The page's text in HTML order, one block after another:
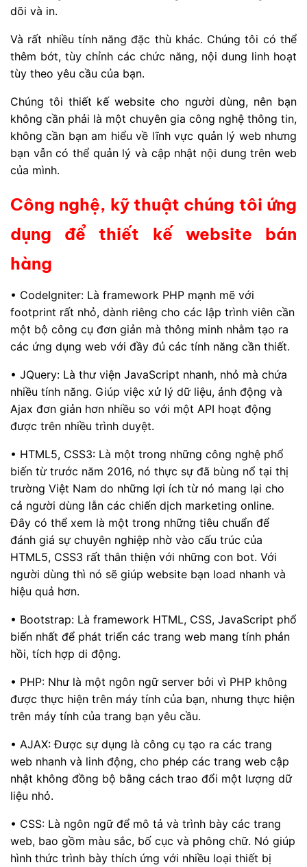
dõi và in.
Và rất nhiều tính năng đặc thù khác. Chúng tôi có thể
thêm bớt, tùy chỉnh các chức năng, nội dung linh hoạt
tùy theo yêu cầu của bạn.
Chúng tôi thiết kế website cho người dùng, nên bạn
không cần phải là một chuyên gia công nghệ thông tin,
không cần bạn am hiểu về lĩnh vực quản lý web nhưng
bạn vẫn có thể quản lý và cập nhật nội dung trên web
của mình.
Công nghệ, kỹ thuật chúng tôi ứng
dụng để thiết kế website bán
hàng
• CodeIgniter: Là framework PHP mạnh mẽ với
footprint rất nhỏ, dành riêng cho các lập trình viên cần
một bộ công cụ đơn giản mà thông minh nhằm tạo ra
các ứng dụng web với đầy đủ các tính năng cần thiết.
• JQuery: Là thư viện JavaScript nhanh, nhỏ mà chứa
nhiều tính năng. Giúp việc xử lý dữ liệu, ảnh động và
Ajax đơn giản hơn nhiều so với một API hoạt động
được trên nhiều trình duyệt.
• HTML5, CSS3: Là một trong những công nghệ phổ
biến từ trước năm 2016, nó thực sự đã bùng nổ tại thị
trường Việt Nam do những lợi ích từ nó mang lại cho
cả người dùng lẫn các chiến dịch marketing online.
Đây có thể xem là một trong những tiêu chuẩn để
đánh giá sự chuyên nghiệp nhờ vào cấu trúc của
HTML5, CSS3 rất thân thiện với những con bot. Với
người dùng thì nó sẽ giúp website bạn load nhanh và
hiệu quả hơn.
• Bootstrap: Là framework HTML, CSS, JavaScript phổ
biến nhất để phát triển các trang web mang tính phản
hồi, tích hợp di động.
• PHP: Như là một ngôn ngữ server bởi vì PHP không
được thực hiện trên máy tính của bạn, nhưng thực hiện
trên máy tính của trang bạn yêu cầu.
• AJAX: Được sự dụng là công cụ tạo ra các trang
web nhanh và linh động, cho phép các trang web cập
nhật không đồng bộ bằng cách trao đổi một lượng dữ
liệu nhỏ.
• CSS: Là ngôn ngữ để mô tả và trình bày các trang
web, bao gồm màu sắc, bố cục và phông chữ. Nó giúp
hình thức trình bày thích ứng với nhiều loại thiết bị